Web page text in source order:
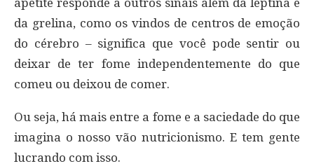
apetite responde a outros sinais além da leptina e
da grelina, como os vindos de centros de emoção
do cérebro – significa que você pode sentir ou
deixar de ter fome independentemente do que
comeu ou deixou de comer.
Ou seja, há mais entre a fome e a saciedade do que
imagina o nosso vão nutricionismo. E tem gente
lucrando com isso.